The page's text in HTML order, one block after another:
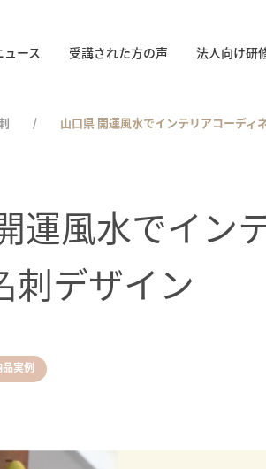
ュース 受講された方の声 法人向け研
山口県 開運風水でインテリアコーデ
実例
運風水でイン
デザイン